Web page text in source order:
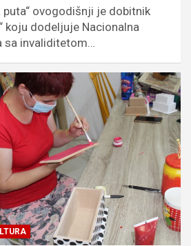
puta“ ovogodišnji je dobitnik
koju dodeljuje Nacionalna
sa invaliditetom…